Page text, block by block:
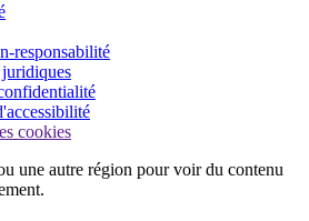
responsabilité
cookies
une autre région pour voir du contenu